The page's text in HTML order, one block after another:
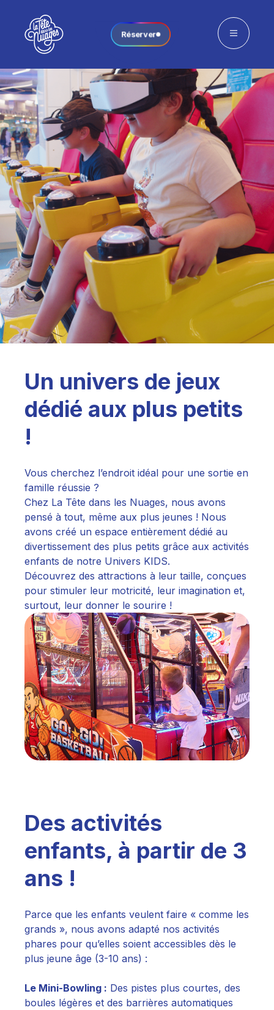
Réserver
Un univers de jeux
dédié aux plus petits
!
Vous cherchez l’endroit idéal pour une sortie en
famille réussie ?
Chez La Tête dans les Nuages, nous avons
pensé à tout, même aux plus jeunes ! Nous
avons créé un espace entièrement dédié au
divertissement des plus petits grâce aux activités
enfants de notre Univers KIDS.
Découvrez des attractions à leur taille, conçues
pour stimuler leur motricité, leur imagination et,
surtout, leur donner le sourire !
Des activités
enfants, à partir de 3
ans !
Parce que les enfants veulent faire « comme les
grands », nous avons adapté nos activités
phares pour qu’elles soient accessibles dès le
plus jeune âge (3-10 ans) :
Le Mini-Bowling : Des pistes plus courtes, des
boules légères et des barrières automatiques